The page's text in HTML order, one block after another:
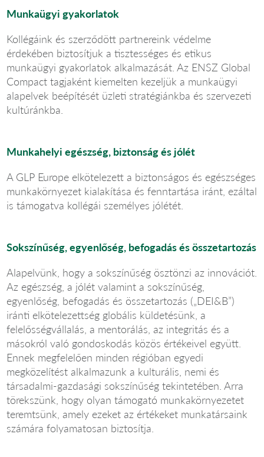
Munkaügyi gyakorlatok
Kollégáink és szerződött partnereink védelme
érdekében biztosítjuk a tisztességes és etikus
munkaügyi gyakorlatok alkalmazását. Az ENSZ Global
Compact tagjaként kiemelten kezeljük a munkaügyi
alapelvek beépítését üzleti stratégiánkba és szervezeti
kultúránkba.
Munkahelyi egészség, biztonság és jólét
A GLP Europe elkötelezett a biztonságos és egészséges
munkakörnyezet kialakítása és fenntartása iránt, ezáltal
is támogatva kollégái személyes jólétét.
Sokszínűség, egyenlőség, befogadás és összetartozás
Alapelvünk, hogy a sokszínűség ösztönzi az innovációt.
Az egészség, a jólét valamint a sokszínűség,
egyenlőség, befogadás és összetartozás („DEI&B”)
iránti elkötelezettség globális küldetésünk, a
felelősségvállalás, a mentorálás, az integritás és a
másokról való gondoskodás közös értékeivel együtt.
Ennek megfelelően minden régióban egyedi
megközelítést alkalmazunk a kulturális, nemi és
társadalmi-gazdasági sokszínűség tekintetében. Arra
törekszünk, hogy olyan támogató munkakörnyezetet
teremtsünk, amely ezeket az értékeket munkatársaink
számára folyamatosan biztosítja.